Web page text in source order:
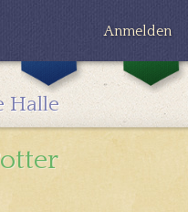
Anmelden
R
n
Halle